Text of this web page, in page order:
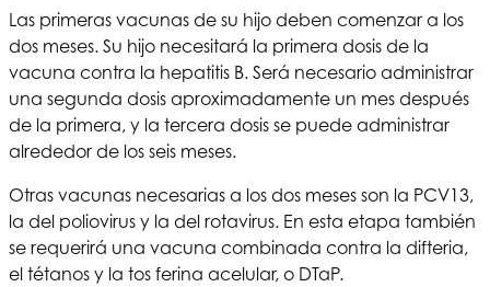
Las primeras vacunas de su hijo deben comenzar a los
dos meses. Su hijo necesitará la primera dosis de la
vacuna contra la hepatitis B. Será necesario administrar
una segunda dosis aproximadamente un mes después
de la primera, y la tercera dosis se puede administrar
alrededor de los seis meses.
Otras vacunas necesarias a los dos meses son la PCV13,
la del poliovirus y la del rotavirus. En esta etapa también
se requerirá una vacuna combinada contra la difteria,
el tétanos y la tos ferina acelular, o DTaP.